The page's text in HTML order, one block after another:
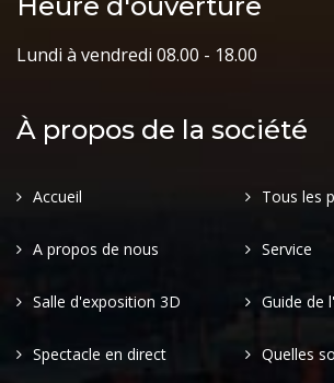
Lundi à vendredi 08.00 - 18.00
À propos de la société
Accueil Tous les
A propos de nous Service
Salle d'exposition 3D Guide de
Spectacle en direct Quelles